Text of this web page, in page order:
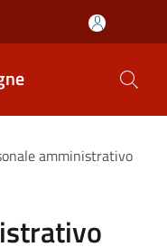
amministrativo